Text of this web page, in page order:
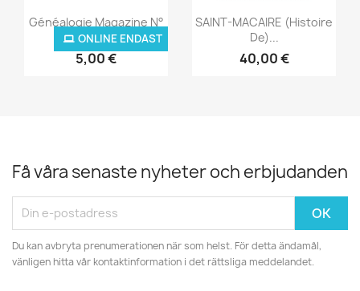
Snabbvy
Généalogie Magazine N°
008...
5,00 €
ONLINE ENDAST
Snabbvy
SAINT-MACAIRE (Histoire
De)...
40,00 €
Få våra senaste nyheter och erbjudanden
Du kan avbryta prenumerationen när som helst. För detta ändamål,
vänligen hitta vår kontaktinformation i det rättsliga meddelandet.